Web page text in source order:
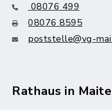
08076 499
08076 8595
poststelle@vg-
Rathaus in